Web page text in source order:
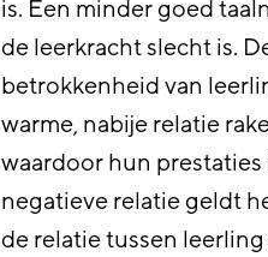
is. Een minder goed
de leerkracht slecht is.
betrokkenheid van
warme, nabije relatie
waardoor hun
negatieve relatie geldt
de relatie tussen